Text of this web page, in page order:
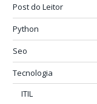
Post do Leitor
Python
Seo
Tecnologia
ITIL